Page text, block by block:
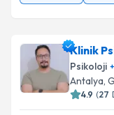
Klinik
Psikoloji +
Antalya,
4.9 (27